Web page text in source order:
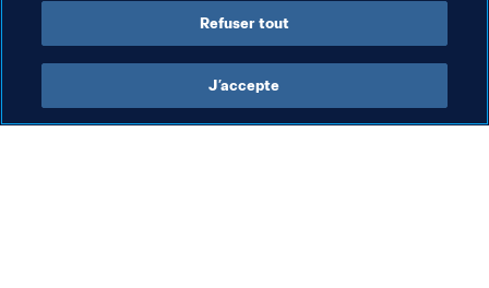
Groupe d’Étude Technique
Refuser tout
J’accepte